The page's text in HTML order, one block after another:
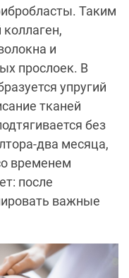
Таким
и
прослоек. В
упругий
тканей
без
два месяца,
временем
после
важные